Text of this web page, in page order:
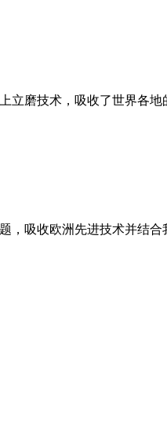
磨技术，吸收了世界各
吸收欧洲先进技术并结